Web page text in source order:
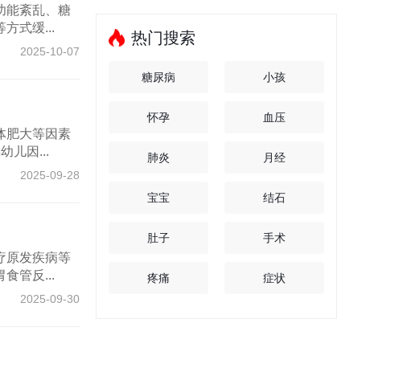
能紊乱、糖
方式缓...
2025-10-07
肥大等因素
儿因...
2025-09-28
原发疾病等
食管反...
2025-09-30
热门搜索
糖尿病 小孩
怀孕 血压
肺炎 月经
宝宝 结石
肚子 手术
疼痛 症状